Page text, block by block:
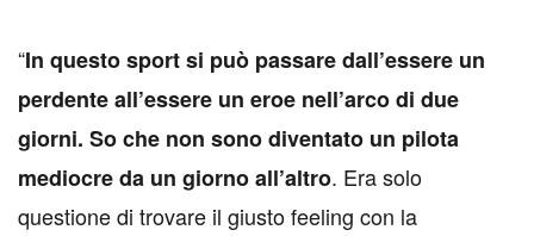
“In questo sport si può passare dall’essere un
perdente all’essere un eroe nell’arco di due
giorni. So che non sono diventato un pilota
mediocre da un giorno all’altro. Era solo
questione di trovare il giusto feeling con la